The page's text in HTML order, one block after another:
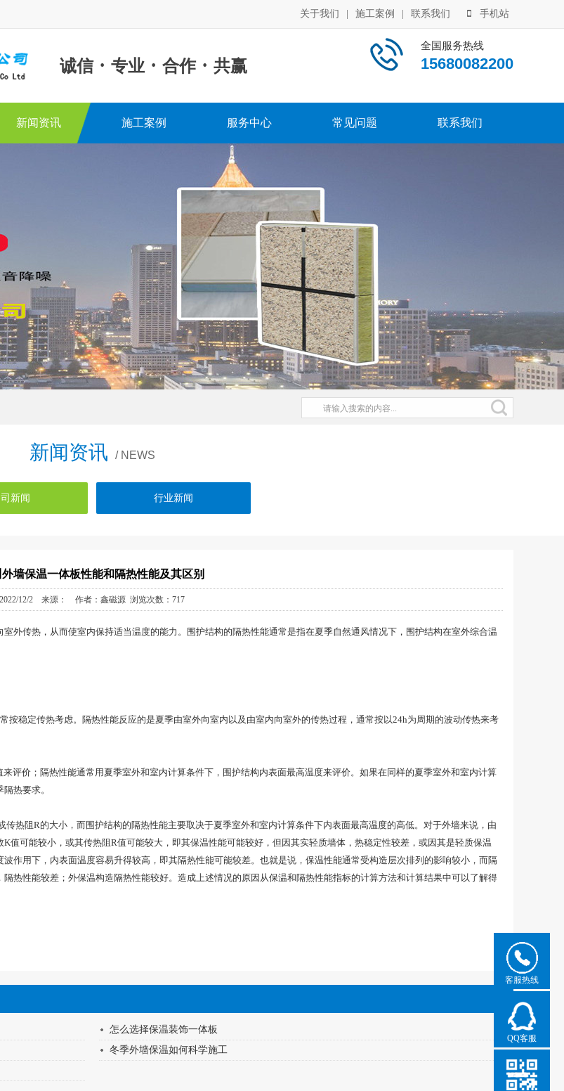
关于我们 施工案例 联系我们 手机站
诚信 · 专业 · 合作 · 共赢
全国服务热线
15680082200
新闻资讯 施工案例 服务中心 常见问题 联系我们
新闻资讯 / NEWS
新闻 行业新闻
外墙保温一体板性能和隔热性能及其区别
2022/12/2 来源： 作者：鑫磁源 浏览次数：717
外传热，从而使室内保持适当温度的能力。围护结构的隔热性能通常是指在夏季自然通风情况下，围护结构在室外综合温
稳定传热考虑。隔热性能反应的是夏季由室外向室内以及由室内向室外的传热过程，通常按以24h为周期的波动传热来考
价；隔热性能通常用夏季室外和室内计算条件下，围护结构内表面最高温度来评价。如果在同样的夏季室外和室内计算
热要求。
阻R的大小，而围护结构的隔热性能主要取决于夏季室外和室内计算条件下内表面最高温度的高低。对于外墙来说，由
值可能较小，或其传热阻R值可能较大，即其保温性能可能较好，但因其实轻质墙体，热稳定性较差，或因其是轻质保温
作用下，内表面温度容易升得较高，即其隔热性能可能较差。也就是说，保温性能通常受构造层次排列的影响较小，而隔
热性能较差；外保温构造隔热性能较好。造成上述情况的原因从保温和隔热性能指标的计算方法和计算结果中可以了解得
怎么选择保温装饰一体板
冬季外墙保温如何科学施工
客服热线
QQ客服